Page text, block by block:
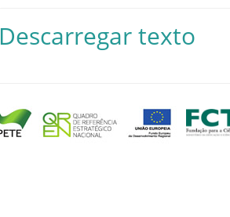
Descarregar texto